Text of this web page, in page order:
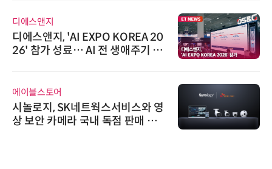
디에스앤지
디에스앤지, 'AI EXPO KOREA 20
26' 참가 성료… AI 전 생애주기 아
에이블스토어
시놀로지, SK네트웍스서비스와 영
상 보안 카메라 국내 독점 판매 파